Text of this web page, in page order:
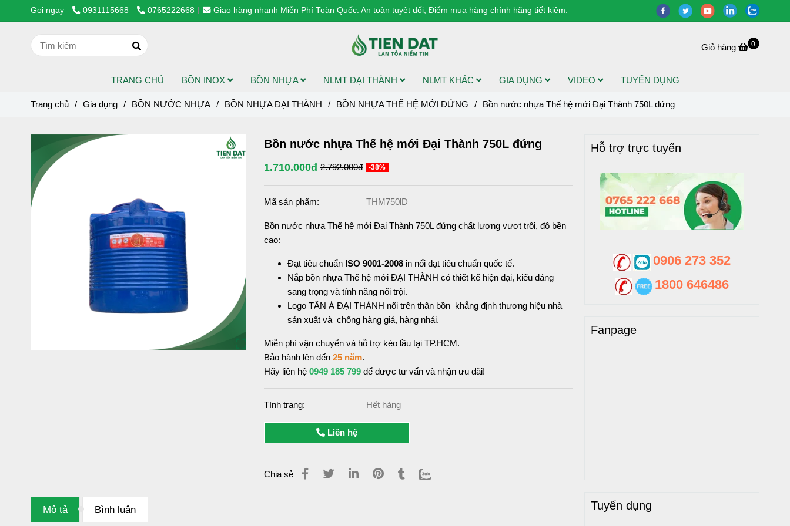
Gọi ngay 0931115668 0765222668 Giao hàng nhanh Miễn Phí Toàn Quốc. An toàn tuyệt đối, Điểm mua hàng chính hãng tiết kiệm.
Giỏ hàng 0
TRANG CHỦ BỒN INOX BỒN NHỰA NLMT ĐẠI THÀNH NLMT KHÁC GIA DỤNG VIDEO TUYỂN DỤNG
Trang chủ / Gia dụng / BỒN NƯỚC NHỰA / BỒN NHỰA ĐẠI THÀNH / BỒN NHỰA THẾ HỆ MỚI ĐỨNG / Bồn nước nhựa Thế hệ mới Đại Thành 750L đứng
Bồn nước nhựa Thế hệ mới Đại Thành 750L đứng
1.710.000đ 2.792.000đ -38%
Mã sản phẩm: THM750lD
Bồn nước nhựa Thế hệ mới Đại Thành 750L đứng chất lượng vượt trội, độ bền
cao:
Đạt tiêu chuẩnISO 9001-2008in nổi đạt tiêu chuẩn quốc tế.
Nắp bồn nhựa Thế hệ mới ĐẠI THÀNH có thiết kế hiện đại, kiểu dáng
sang trọng và tính năng nổi trội.
Logo TÂN Á ĐẠI THÀNH nổi trên thân bồn khẳng định thương hiệu nhà
sản xuất và chống hàng giả, hàng nhái.
Miễn phí vận chuyển và hỗ trợ kéo lầu tại TP.HCM.
Bảo hành lên đến 25 năm.
Hãy liên hệ 0949 185 799để được tư vấn và nhận ưu đãi!
Tình trạng: Hết hàng
Liên hệ
Chia sẻ
Mô tả Bình luận
Hỗ trợ trực tuyến
0906 273 352
1800 646486
Fanpage
Tuyển dụng